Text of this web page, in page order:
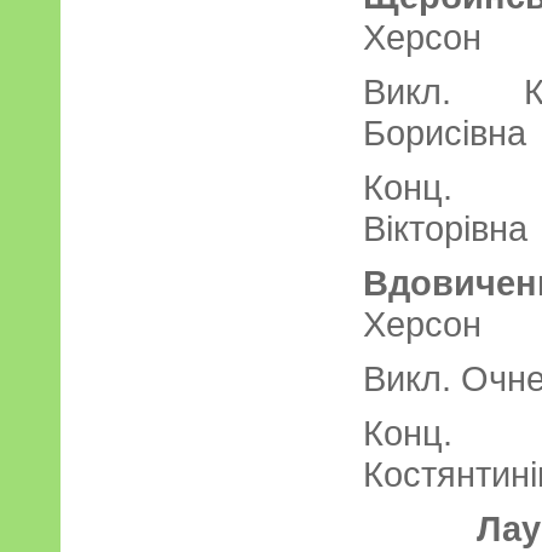
Викл.
Борисівна
Конц.
Вікторівна
Викл.
Конц.